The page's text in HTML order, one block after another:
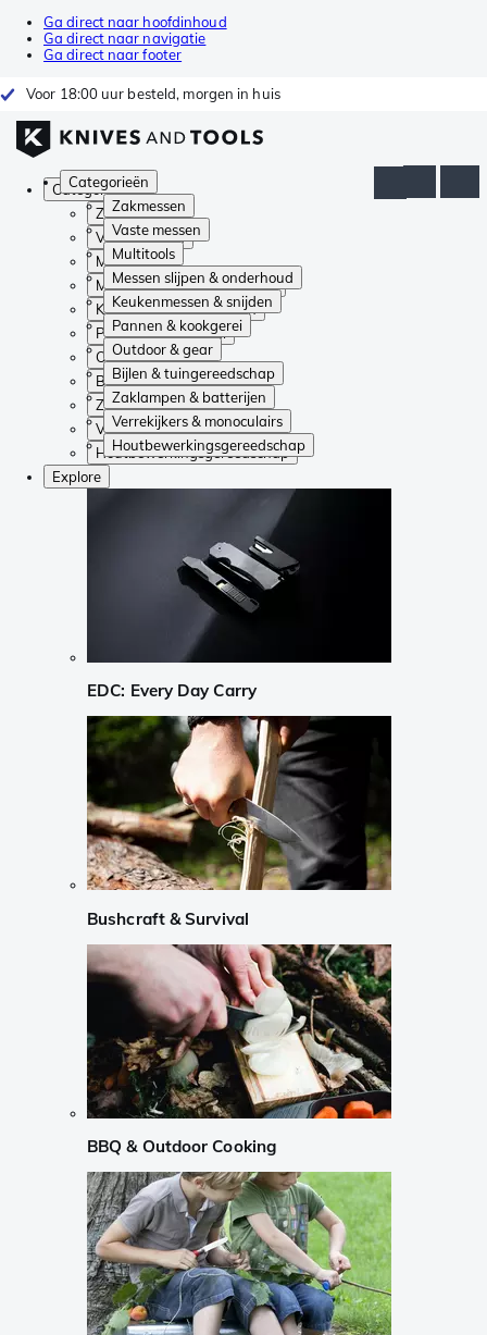
Ga direct naar hoofdinhoud
Ga direct naar navigatie
Ga direct naar footer
Voor 18:00 uur besteld, morgen in huis
Categorieën
Zakmessen
Vaste messen
Multitools
Messen slijpen & onderhoud
Keukenmessen & snijden
Pannen & kookgerei
Outdoor & gear
Bijlen & tuingereedschap
Zaklampen & batterijen
Verrekijkers & monoculairs
Houtbewerkingsgereedschap
Categorieën
Zakmessen
Vaste messen
Multitools
Messen slijpen & onderhoud
Keukenmessen & snijden
Pannen & kookgerei
Outdoor & gear
Bijlen & tuingereedschap
Zaklampen & batterijen
Verrekijkers & monoculairs
Houtbewerkingsgereedschap
Explore
EDC: Every Day Carry
Bushcraft & Survival
BBQ & Outdoor Cooking